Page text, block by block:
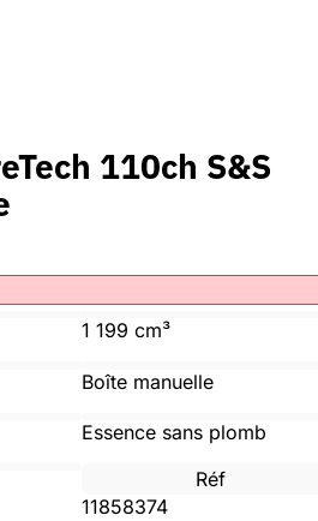
110ch S&S
1 199 cm³
Boîte manuelle
Essence sans plomb
Réf
11858374